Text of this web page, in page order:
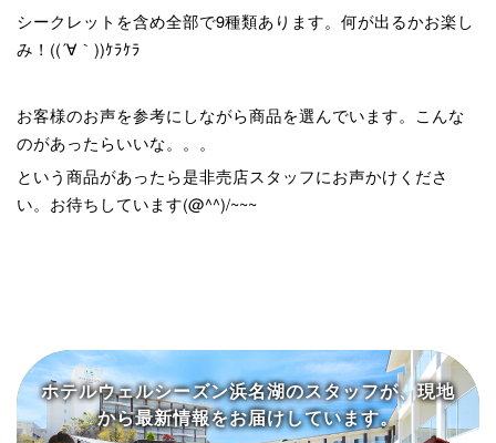
シークレットを含め全部で9種類あります。何が出るかお楽し
み！((´∀｀))ｹﾗｹﾗ
お客様のお声を参考にしながら商品を選んでいます。こんな
のがあったらいいな。。。
という商品があったら是非売店スタッフにお声かけくださ
い。お待ちしています(@^^)/~~~
ホテルウェルシーズン浜名湖のスタッフが、現地
から最新情報をお届けしています。